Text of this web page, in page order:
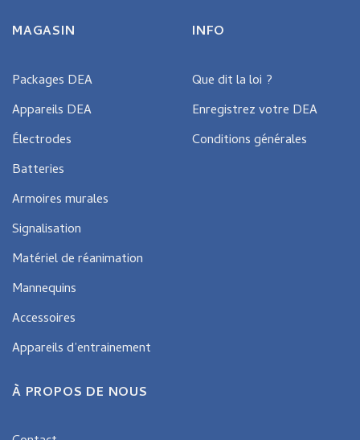
MAGASIN
Packages DEA
Appareils DEA
Électrodes
Batteries
Armoires murales
Signalisation
Matériel de réanimation
Mannequins
Accessoires
Appareils d’entrainement
INFO
Que dit la loi ?
Enregistrez votre DEA
Conditions générales
À PROPOS DE NOUS